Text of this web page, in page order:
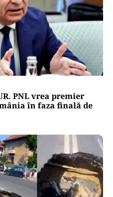
penal pentru
informații false